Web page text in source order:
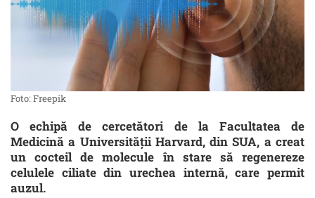
Foto: Freepik
O echipă de cercetători de la Facultatea de
Medicină a Universității Harvard, din SUA, a creat
un cocteil de molecule în stare să regenereze
celulele ciliate din urechea internă, care permit
auzul.